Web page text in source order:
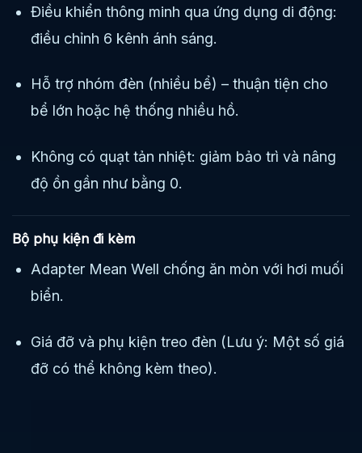
Điều khiển thông minh qua ứng dụng di động:
điều chỉnh 6 kênh ánh sáng.
Hỗ trợ nhóm đèn (nhiều bể) – thuận tiện cho
bể lớn hoặc hệ thống nhiều hồ.
Không có quạt tản nhiệt: giảm bảo trì và nâng
độ ồn gần như bằng 0.
Bộ phụ kiện đi kèm
Adapter Mean Well chống ăn mòn với hơi muối
biển.
Giá đỡ và phụ kiện treo đèn (Lưu ý: Một số giá
đỡ có thể không kèm theo).